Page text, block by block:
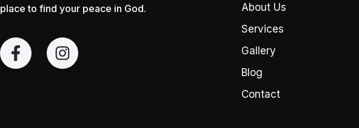
place to find your peace in God.
F
a
I
n
About Us
Services
Gallery
Blog
Contact